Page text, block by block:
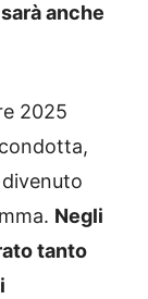
anche
2025
Negli
tanto